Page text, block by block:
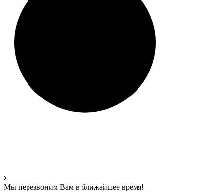
Мы перезвоним Вам в ближайшее время!